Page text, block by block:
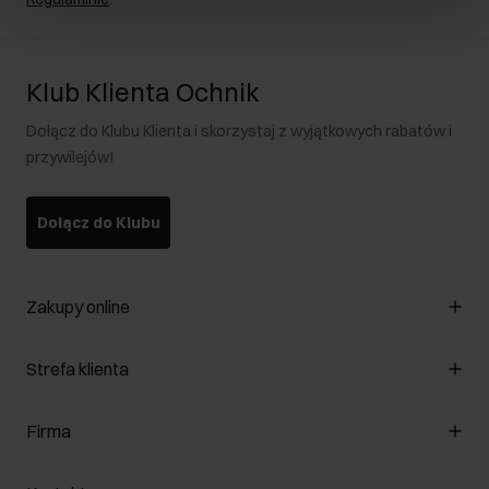
Klub Klienta Ochnik
Dołącz do Klubu Klienta i skorzystaj z wyjątkowych rabatów i
przywilejów!
Dołącz do Klubu
Zakupy online
Zarządzaj cookies
Formy płatności
Strefa klienta
Klub Klienta
Firma
O nas